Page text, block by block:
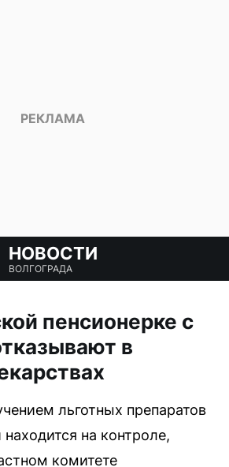
НОВОСТИ
ВОЛГОГРАДА
пенсионерке с
в
льготных препаратов
на контроле,
комитете